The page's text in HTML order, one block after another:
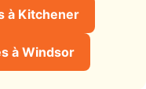
à Kitchener
à Windsor